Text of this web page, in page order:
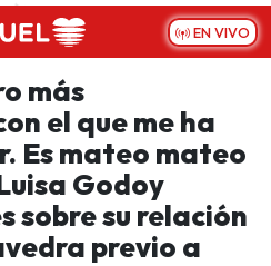
EN VIVO
más
el que me ha
Es mateo mateo
Godoy
sobre su relación
previo a